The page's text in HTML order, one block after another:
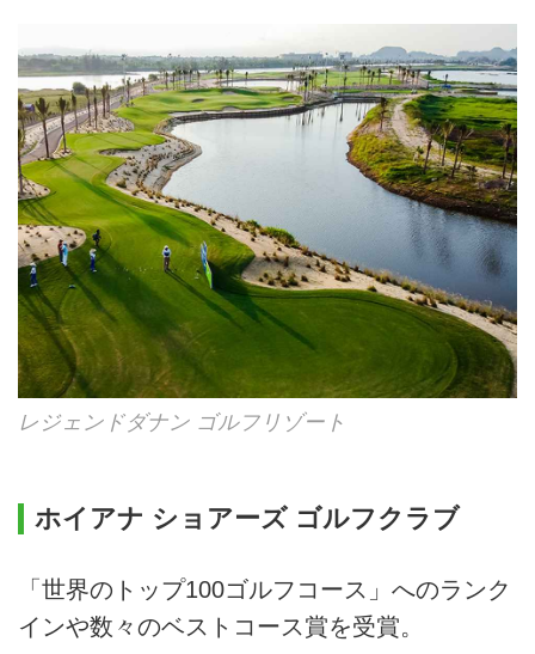
レジェンドダナン ゴルフリゾート
ホイアナ ショアーズ ゴルフクラブ
「世界のトップ100ゴルフコース」へのランク
インや数々のベストコース賞を受賞。